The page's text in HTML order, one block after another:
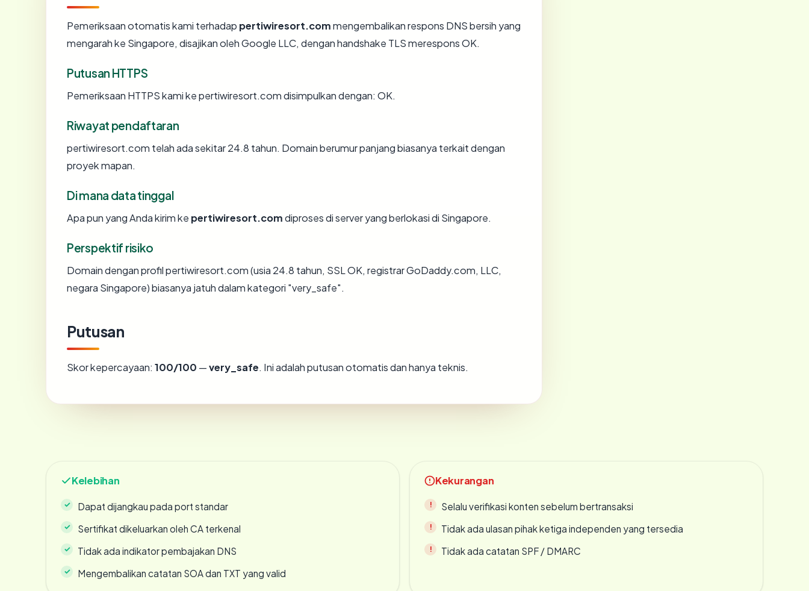
Pemeriksaan otomatis kami terhadap pertiwiresort.commengembalikan respons DNS bersih yang
mengarah ke Singapore, disajikan oleh Google LLC, dengan handshake TLS merespons OK.
Putusan HTTPS
Pemeriksaan HTTPS kami ke pertiwiresort.com disimpulkan dengan: OK.
Riwayat pendaftaran
pertiwiresort.com telah ada sekitar 24.8 tahun. Domain berumur panjang biasanya terkait dengan
proyek mapan.
Di mana data tinggal
Apa pun yang Anda kirim ke pertiwiresort.comdiproses di server yang berlokasi di Singapore.
Perspektif risiko
Domain dengan profil pertiwiresort.com (usia 24.8 tahun, SSL OK, registrar GoDaddy.com, LLC,
negara Singapore) biasanya jatuh dalam kategori "very_safe".
Putusan
Skor kepercayaan: 100/100 —very_safe. Ini adalah putusan otomatis dan hanya teknis.
Kelebihan
Dapat dijangkau pada port standar
Sertifikat dikeluarkan oleh CA terkenal
Tidak ada indikator pembajakan DNS
Mengembalikan catatan SOA dan TXT yang valid
Kekurangan
Selalu verifikasi konten sebelum bertransaksi
Tidak ada ulasan pihak ketiga independen yang tersedia
Tidak ada catatan SPF / DMARC